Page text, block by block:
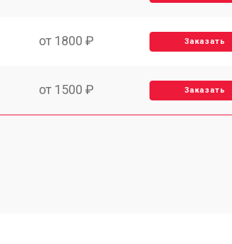
от 1800 ₽ Заказать
от 1500 ₽ Заказать